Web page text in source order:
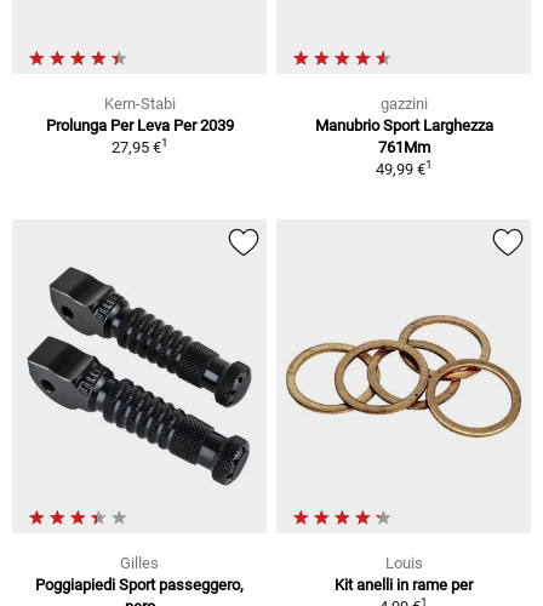
Kern-Stabi
Prolunga Per Leva Per 2039
27,95 €1
gazzini
Manubrio Sport Larghezza
761Mm
49,99 €1
Gilles
Poggiapiedi Sport passeggero,
Louis
Kit anelli in rame per
1